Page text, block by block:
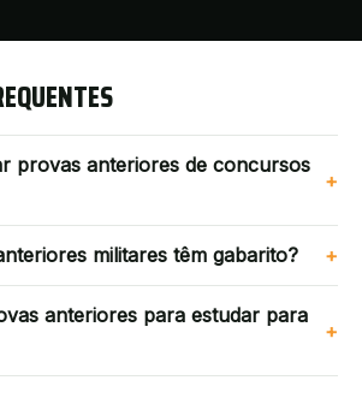
provas anteriores de concursos
+
militares têm gabarito? +
anteriores para estudar para
+